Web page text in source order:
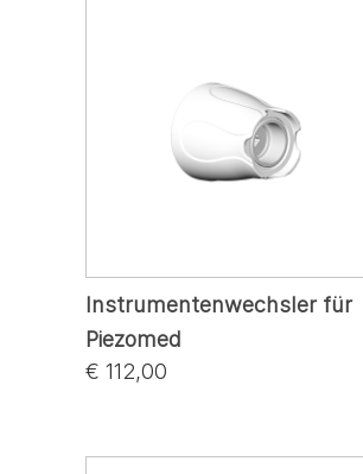
Instrumentenwechsler für
Piezomed
€ 112,00